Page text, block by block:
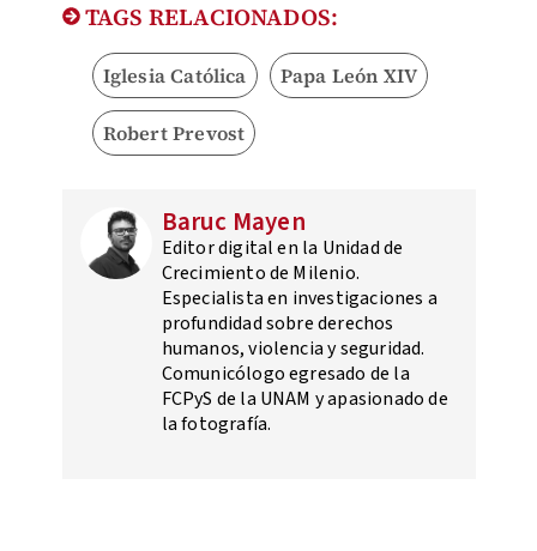
TAGS RELACIONADOS:
Iglesia Católica Papa León XIV
Robert Prevost
Baruc Mayen
Editor digital en la Unidad de
Crecimiento de Milenio.
Especialista en investigaciones a
profundidad sobre derechos
humanos, violencia y seguridad.
Comunicólogo egresado de la
FCPyS de la UNAM y apasionado de
la fotografía.